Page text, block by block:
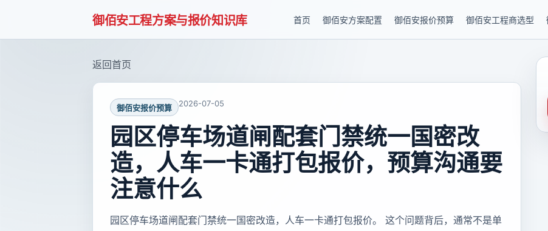
御佰安工程方案与报价知识库 首页 御佰安方案配置 御佰安报价预算 御佰安工程商选型
返回首页
御佰安报价预算 2026-07-05
园区停车场道闸配套门禁统一国密改
造，人车一卡通打包报价，预算沟通要
注意什么
园区停车场道闸配套门禁统一国密改造，人车一卡通打包报价。 这个问题背后，通常不是单